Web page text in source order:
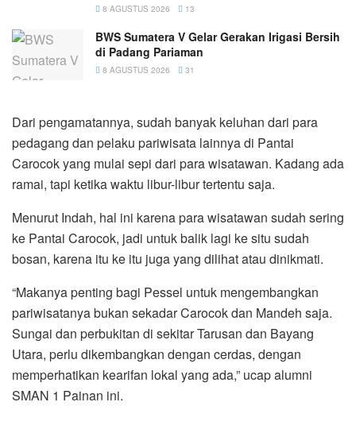
8 AGUSTUS 2026 13
BWS Sumatera V Gelar Gerakan Irigasi Bersih
di Padang Pariaman
8 AGUSTUS 2026 31
Dari pengamatannya, sudah banyak keluhan dari para
pedagang dan pelaku pariwisata lainnya di Pantai
Carocok yang mulai sepi dari para wisatawan. Kadang ada
ramai, tapi ketika waktu libur-libur tertentu saja.
Menurut Indah, hal ini karena para wisatawan sudah sering
ke Pantai Carocok, jadi untuk balik lagi ke situ sudah
bosan, karena itu ke itu juga yang dilihat atau dinikmati.
“Makanya penting bagi Pessel untuk mengembangkan
pariwisatanya bukan sekadar Carocok dan Mandeh saja.
Sungai dan perbukitan di sekitar Tarusan dan Bayang
Utara, perlu dikembangkan dengan cerdas, dengan
memperhatikan kearifan lokal yang ada,” ucap alumni
SMAN 1 Painan ini.